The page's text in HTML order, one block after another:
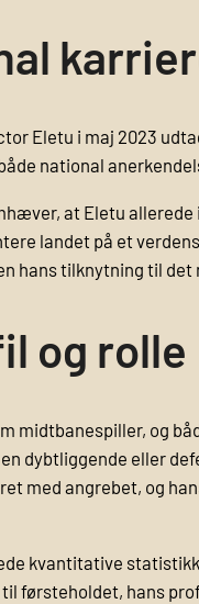
Eletu i maj 2023
national
at Eletu
landet på et
hans tilknytning til
og rolle
midtbanespiller, og
dybtliggende eller
med angrebet, og
kvantitative
førsteholdet, hans